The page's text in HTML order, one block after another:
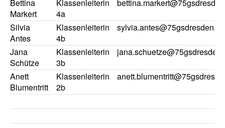
Bettina
Markert
Klassenleiterin
4a
Silvia
Antes
Klassenleiterin
4b
sylvia.antes@75gsdresden.de
Jana
Schütze
Klassenleiterin
3b
Anett
Blumentritt
Klassenleiterin
2b